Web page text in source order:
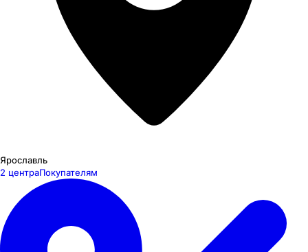
Ярославль
2 центраПокупателям